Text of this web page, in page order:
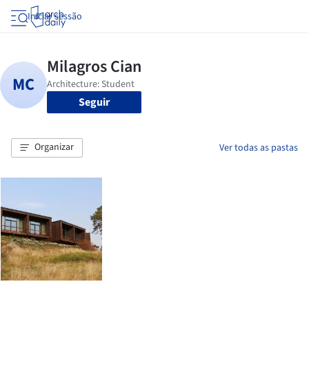
Iniciar sessão
Seguir
Organizar Ver todas as pastas